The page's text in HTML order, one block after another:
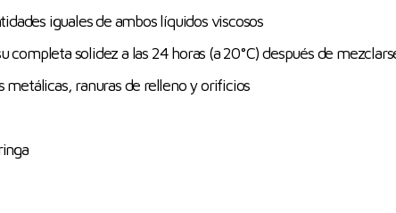
iguales de ambos líquidos viscosos
solidez a las 24 horas (a 20°C) después de
metálicas, ranuras de relleno y orificios